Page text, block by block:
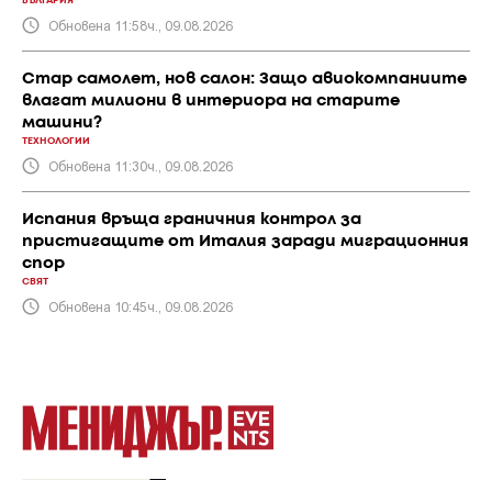
Обновена 11:58ч., 09.08.2026
Стар самолет, нов салон: Защо авиокомпаниите
влагат милиони в интериора на старите
машини?
ТЕХНОЛОГИИ
Обновена 11:30ч., 09.08.2026
Испания връща граничния контрол за
пристигащите от Италия заради миграционния
спор
СВЯТ
Обновена 10:45ч., 09.08.2026